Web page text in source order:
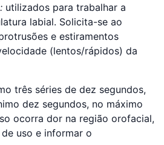
utilizados para trabalhar a
labial. Solicita-se ao
e estiramentos
(lentos/rápidos) da
três séries de dez segundos,
dez segundos, no máximo
ocorra dor na região orofacial,
uso e informar o